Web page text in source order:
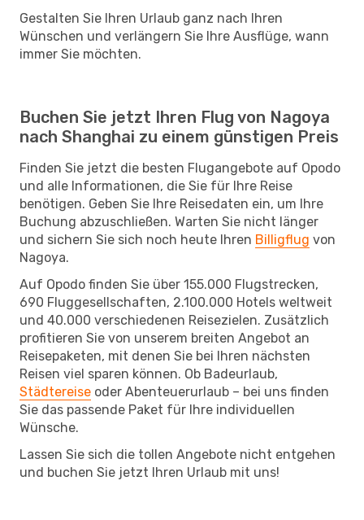
Gestalten Sie Ihren Urlaub ganz nach Ihren
Wünschen und verlängern Sie Ihre Ausflüge, wann
immer Sie möchten.
Buchen Sie jetzt Ihren Flug von Nagoya
nach Shanghai zu einem günstigen Preis
Finden Sie jetzt die besten Flugangebote auf Opodo
und alle Informationen, die Sie für Ihre Reise
benötigen. Geben Sie Ihre Reisedaten ein, um Ihre
Buchung abzuschließen. Warten Sie nicht länger
und sichern Sie sich noch heute Ihren Billigflug von
Nagoya.
Auf Opodo finden Sie über 155.000 Flugstrecken,
690 Fluggesellschaften, 2.100.000 Hotels weltweit
und 40.000 verschiedenen Reisezielen. Zusätzlich
profitieren Sie von unserem breiten Angebot an
Reisepaketen, mit denen Sie bei Ihren nächsten
Reisen viel sparen können. Ob Badeurlaub,
Städtereise oder Abenteuerurlaub – bei uns finden
Sie das passende Paket für Ihre individuellen
Wünsche.
Lassen Sie sich die tollen Angebote nicht entgehen
und buchen Sie jetzt Ihren Urlaub mit uns!